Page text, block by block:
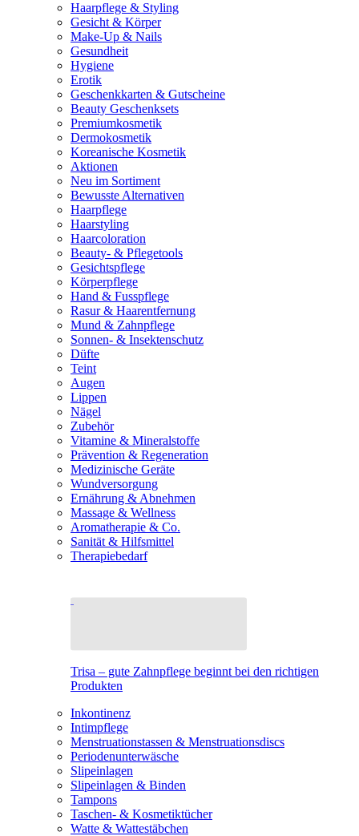
Haarpflege & Styling
Gesicht & Körper
Make-Up & Nails
Gesundheit
Hygiene
Erotik
Geschenkkarten & Gutscheine
Beauty Geschenksets
Premiumkosmetik
Dermokosmetik
Koreanische Kosmetik
Aktionen
Neu im Sortiment
Bewusste Alternativen
Haarpflege
Haarstyling
Haarcoloration
Beauty- & Pflegetools
Gesichtspflege
Körperpflege
Hand & Fusspflege
Rasur & Haarentfernung
Mund & Zahnpflege
Sonnen- & Insektenschutz
Düfte
Teint
Augen
Lippen
Nägel
Zubehör
Vitamine & Mineralstoffe
Prävention & Regeneration
Medizinische Geräte
Wundversorgung
Ernährung & Abnehmen
Massage & Wellness
Aromatherapie & Co.
Sanität & Hilfsmittel
Therapiebedarf
Trisa – gute Zahnpflege beginnt bei den richtigen
Produkten
Inkontinenz
Intimpflege
Menstruationstassen & Menstruationsdiscs
Periodenunterwäsche
Slipeinlagen
Slipeinlagen & Binden
Tampons
Taschen- & Kosmetiktücher
Watte & Wattestäbchen